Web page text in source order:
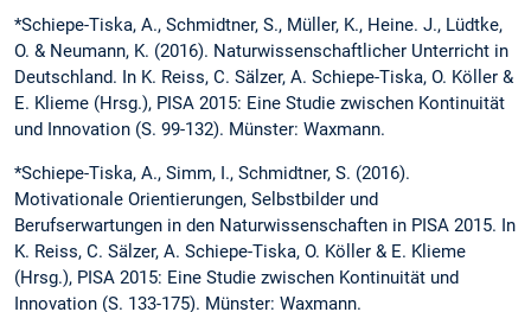
*Schiepe-Tiska, A., Schmidtner, S., Müller, K., Heine. J., Lüdtke,
O. & Neumann, K. (2016). Naturwissenschaftlicher Unterricht in
Deutschland. In K. Reiss, C. Sälzer, A. Schiepe-Tiska, O. Köller &
E. Klieme (Hrsg.), PISA 2015: Eine Studie zwischen Kontinuität
und Innovation (S. 99-132). Münster: Waxmann.
*Schiepe-Tiska, A., Simm, I., Schmidtner, S. (2016).
Motivationale Orientierungen, Selbstbilder und
Berufserwartungen in den Naturwissenschaften in PISA 2015. In
K. Reiss, C. Sälzer, A. Schiepe-Tiska, O. Köller & E. Klieme
(Hrsg.), PISA 2015: Eine Studie zwischen Kontinuität und
Innovation (S. 133-175). Münster: Waxmann.